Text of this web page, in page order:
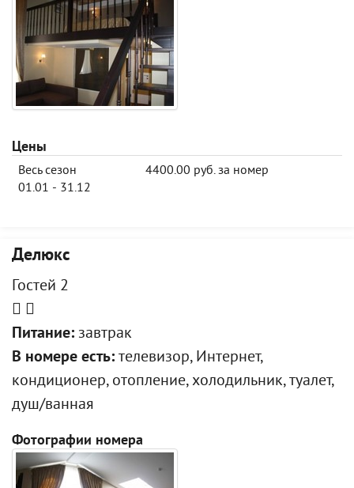
Цены
Весь сезон
01.01 - 31.12
4400.00 руб. за номер
Делюкс
Гостей 2
Питание: завтрак
В номере есть: телевизор, Интернет,
кондиционер, отопление, холодильник, туалет,
душ/ванная
Фотографии номера